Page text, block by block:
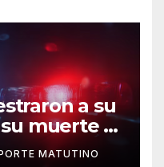
a su
muerte y
el
MATUTINO